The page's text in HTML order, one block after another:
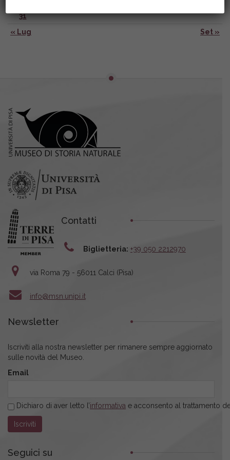
« Lug Set »
31
Contatti
Biglietteria: +39 050 2212970
via Roma 79 - 56011 Calci (Pisa)
info@msn.unipi.it
Newsletter
Iscriviti alla nostra newsletter per rimanere sempre aggiornato
sulle novità del Museo.
Email
Dichiaro di aver letto l’informativa e acconsento al trattamento
Seguici su